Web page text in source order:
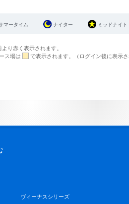
マータイム ナイター ミッドナイト
り赤く表示されます。
ス場は
で表示されます。（ログイン後に表示
ヴィーナスシリーズ